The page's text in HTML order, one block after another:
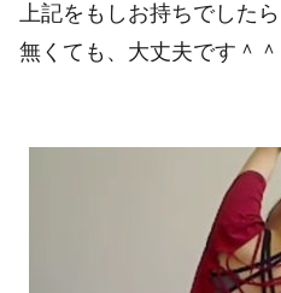
上記をもしお持ちでした
無くても、大丈夫です＾＾